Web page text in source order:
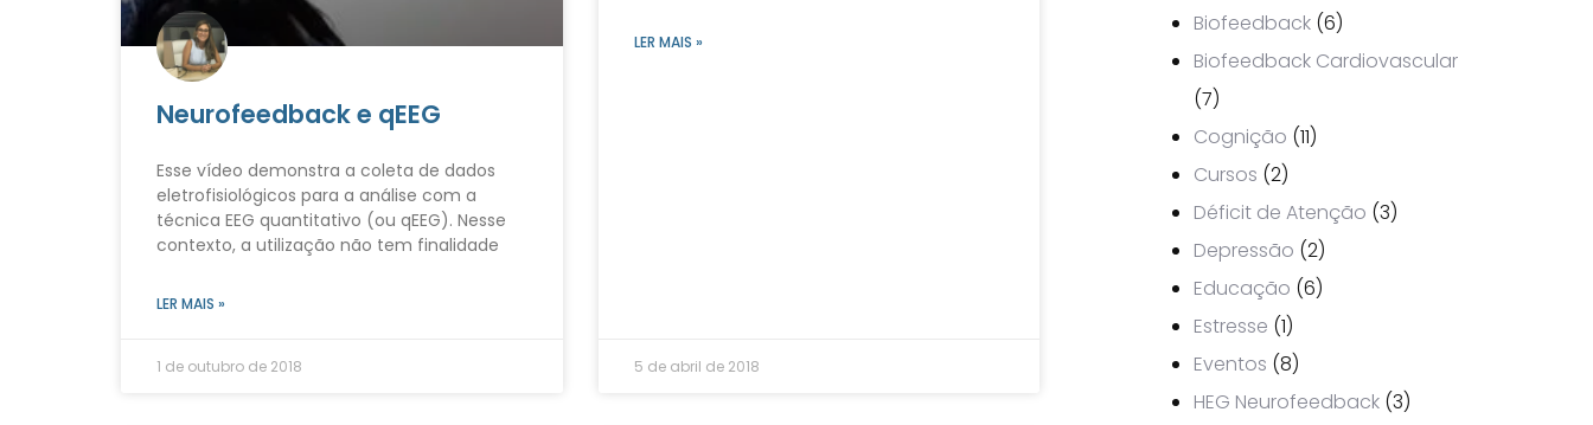
Neurofeedback e qEEG
Esse vídeo demonstra a coleta de dados
eletrofisiológicos para a análise com a
técnica EEG quantitativo (ou qEEG). Nesse
contexto, a utilização não tem finalidade
LER MAIS »
1 de outubro de 2018
LER MAIS »
5 de abril de 2018
Biofeedback (6)
Biofeedback Cardiovascular
(7)
Cognição (11)
Cursos (2)
Déficit de Atenção (3)
Depressão (2)
Educação (6)
Estresse (1)
Eventos (8)
HEG Neurofeedback (3)